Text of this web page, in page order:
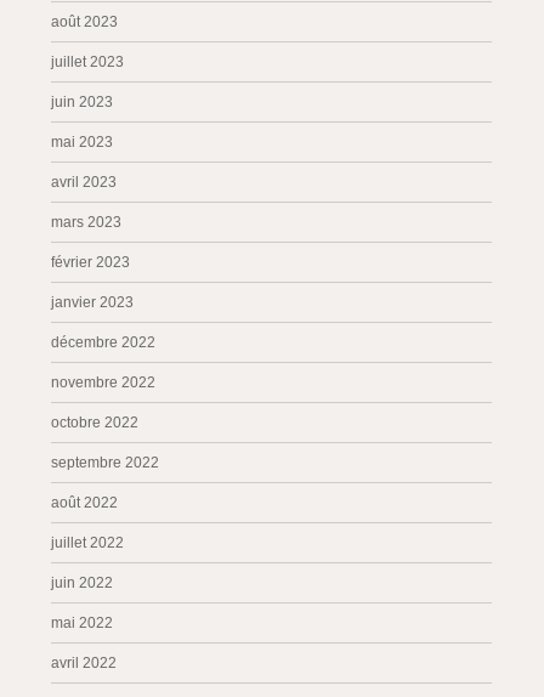
août 2023
juillet 2023
juin 2023
mai 2023
avril 2023
mars 2023
février 2023
janvier 2023
décembre 2022
novembre 2022
octobre 2022
septembre 2022
août 2022
juillet 2022
juin 2022
mai 2022
avril 2022